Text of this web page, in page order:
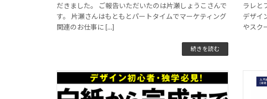
だきました。 ご報告いただいたのは片瀬しょうこさんで
す。 片瀬さんはもともとパートタイムでマーケティング
関連のお仕事に […]
続きを読む
ラレと
デザイ
やスク